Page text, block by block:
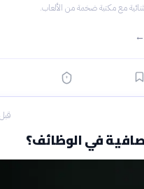
قبل 7
في الوظائف؟